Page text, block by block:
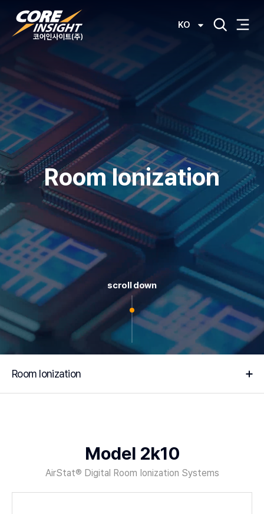
KO
Room Ionization
scroll down
Room Ionization
Model 2k10
AirStat® Digital Room Ionization Systems